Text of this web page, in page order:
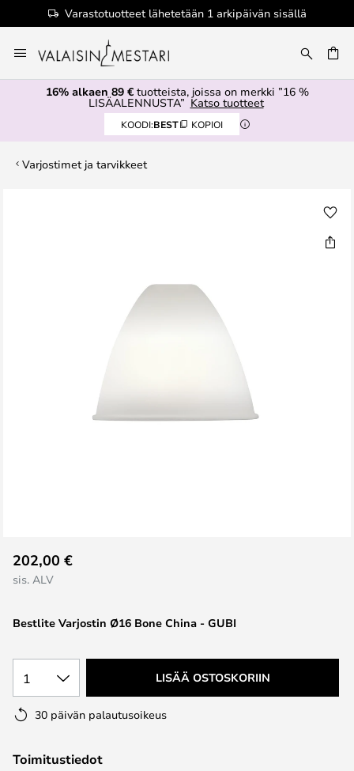
Varastotuotteet lähetetään 1 arkipäivän sisällä
to
Content
16% alkaen 89 €tuotteista, joissa on merkki ”16 %
LISÄALENNUSTA” Katso tuotteet
KOODI:BEST KOPIOI
Varjostimet ja tarvikkeet
to
the
of
images
gallery
Bestlite Varjostin Ø16 Bone China - GUBI
202,00 €
sis. ALV
1 LISÄÄ OSTOSKORIIN
30 päivän palautusoikeus
Toimitustiedot